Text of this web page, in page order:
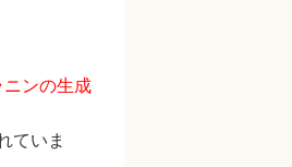
ンの生成
ていま